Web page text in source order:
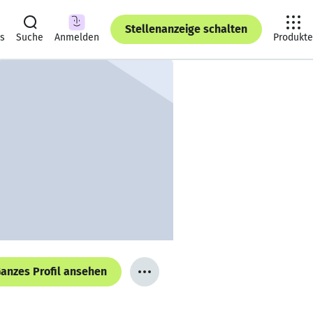
Suche Anmelden
Stellenanzeige schalten
Produkte
Profil ansehen